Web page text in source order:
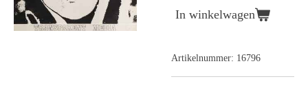
In winkelwagen
Artikelnummer: 16796